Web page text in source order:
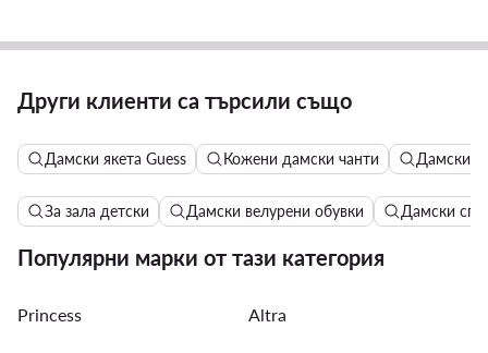
Други клиенти са търсили също
Дамски якета Guess Кожени дамски чанти Дамски
За зала детски Дамски велурени обувки Дамски
Популярни марки от тази категория
Princess Altra